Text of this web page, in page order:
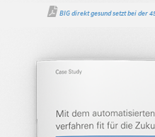
BIG direkt gesund setzt bei der